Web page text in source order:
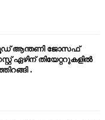
ആന്തണി ജോസഫ്
ഏഴിന് തിയേറ്ററുകളിൽ
.